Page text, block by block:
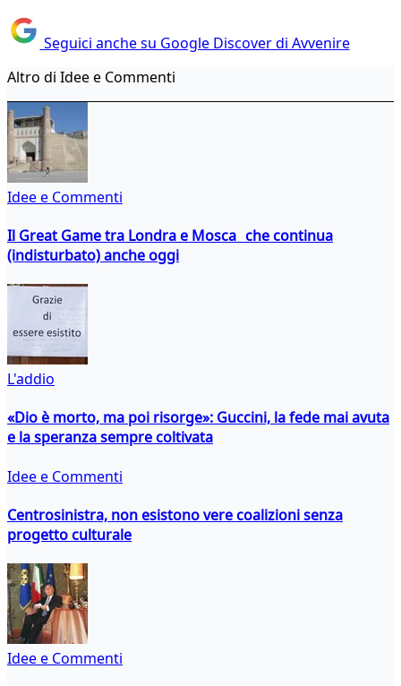
Seguici anche su Google Discover di Avvenire
Altro di Idee e Commenti
Idee e Commenti
Il Great Game tra Londra e Mosca che continua
(indisturbato) anche oggi
L'addio
«Dio è morto, ma poi risorge»: Guccini, la fede mai avuta
e la speranza sempre coltivata
Idee e Commenti
Centrosinistra, non esistono vere coalizioni senza
progetto culturale
Idee e Commenti